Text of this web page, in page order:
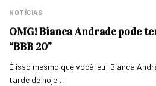
NOTÍCIAS
OMG! Bianca Andrade pode
“BBB 20”
É isso mesmo que você leu: Bianca
tarde de hoje…